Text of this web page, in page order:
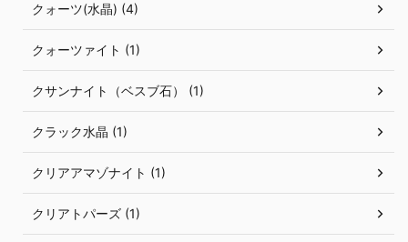
クォーツ(水晶) (4)
クォーツァイト (1)
クサンナイト（ベスブ石） (1)
クラック水晶 (1)
クリアアマゾナイト (1)
クリアトパーズ (1)